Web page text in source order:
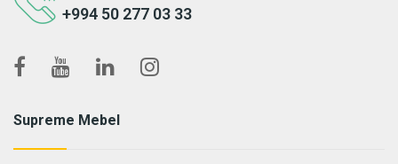
+994 50 277 03 33
Supreme Mebel